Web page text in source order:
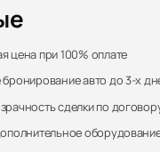
цена при 100% оплате
бронирование авто до 3-х
сделки по